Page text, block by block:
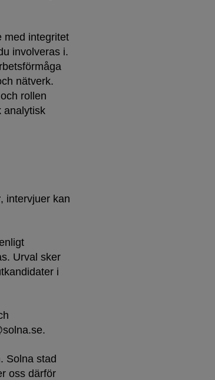
med integritet
involveras i.
nätverk.
rollen
analytisk
, intervjuer kan
Urval sker
i
Solna stad
oss därför